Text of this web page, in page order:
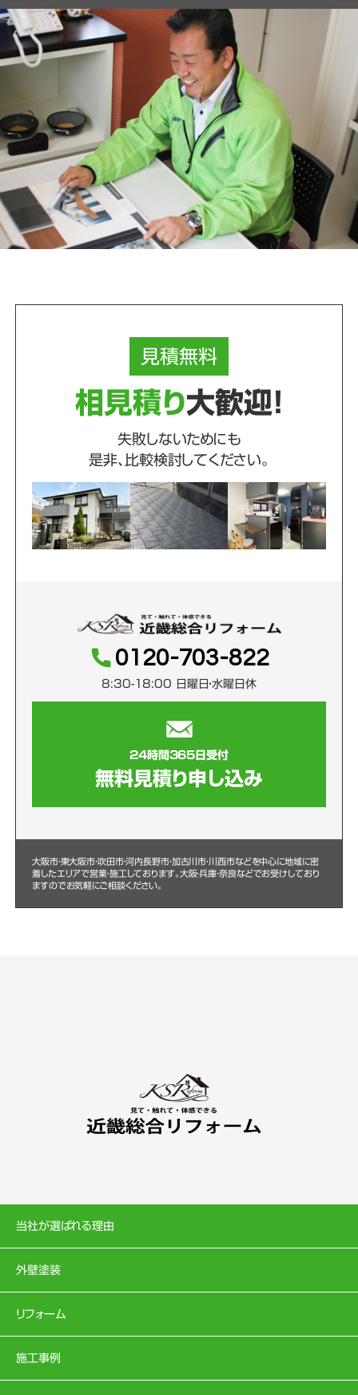
見積無料
相見積り大歓迎！
失敗しないためにも
是非、比較検討してください。
0120-703-822
8:30-18:00 日曜日・水曜日休
24時間365日受付
無料見積り申し込み
大阪市・東大阪市・吹田市・河内長野市・加古川市・川西市などを中心に地域に密
着したエリアで営業・施工しております。大阪・兵庫・奈良などでお受けしており
ますのでお気軽にご相談ください。
当社が選ばれる理由
外壁塗装
リフォーム
施工事例